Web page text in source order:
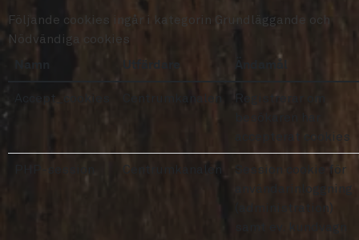
Följande cookies ingår i kategorin Grundläggande och
Nödvändiga cookies
Utfärdare Ändamål
Accept_cookies
Registrerar om
accepterat cookies
Centrumkanalen
Session cookie för
användarinloggning
(administration)